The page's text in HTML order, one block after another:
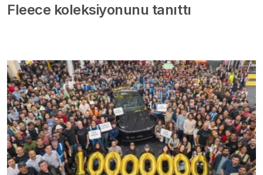
Fleece koleksiyonunu tanıttı